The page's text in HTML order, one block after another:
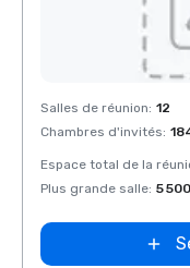
Removed from
Salles de réunion: 12
Chambres d'invités:
Espace total de la
Plus grande salle: 5